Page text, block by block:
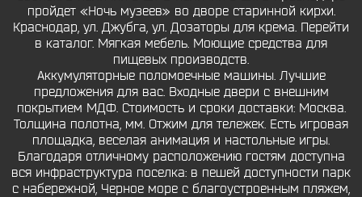
пройдет «Ночь музеев» во дворе старинной кирхи.
Краснодар, ул. Джубга, ул. Дозаторы для крема. Перейти
в каталог. Мягкая мебель. Моющие средства для
пищевых производств.
Аккумуляторные поломоечные машины. Лучшие
предложения для вас. Входные двери с внешним
покрытием МДФ. Стоимость и сроки доставки: Москва.
Толщина полотна, мм. Отжим для тележек. Есть игровая
площадка, веселая анимация и настольные игры.
Благодаря отличному расположению гостям доступна
вся инфраструктура поселка: в пешей доступности парк
с набережной, Черное море с благоустроенным пляжем,